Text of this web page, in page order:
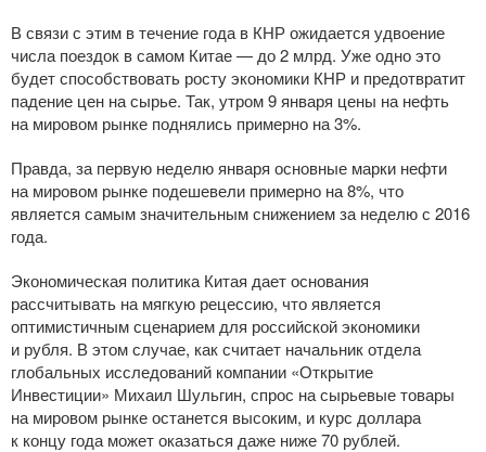
В связи с этим в течение года в КНР ожидается удвоение
числа поездок в самом Китае — до 2 млрд. Уже одно это
будет способствовать росту экономики КНР и предотвратит
падение цен на сырье. Так, утром 9 января цены на нефть
на мировом рынке поднялись примерно на 3%.
Правда, за первую неделю января основные марки нефти
на мировом рынке подешевели примерно на 8%, что
является самым значительным снижением за неделю с 2016
года.
Экономическая политика Китая дает основания
рассчитывать на мягкую рецессию, что является
оптимистичным сценарием для российской экономики
и рубля. В этом случае, как считает начальник отдела
глобальных исследований компании «Открытие
Инвестиции» Михаил Шульгин, спрос на сырьевые товары
на мировом рынке останется высоким, и курс доллара
к концу года может оказаться даже ниже 70 рублей.